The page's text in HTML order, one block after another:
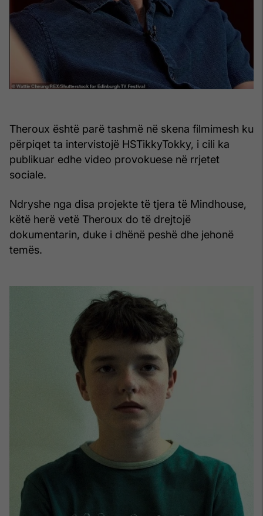
Theroux është parë tashmë në skena filmimesh ku
përpiqet ta intervistojë HSTikkyTokky, i cili ka
publikuar edhe video provokuese në rrjetet
sociale.
Ndryshe nga disa projekte të tjera të Mindhouse,
këtë herë vetë Theroux do të drejtojë
dokumentarin, duke i dhënë peshë dhe jehonë
temës.